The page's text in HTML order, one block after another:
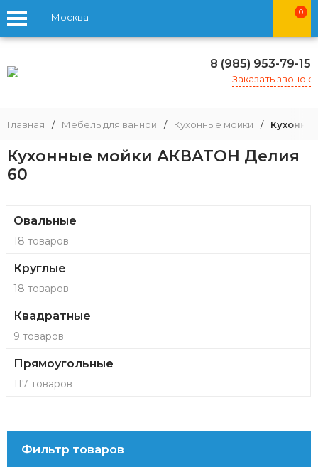
Москва 0
8 (985) 953-79-15
Заказать звонок
Главная / Мебель для ванной / Кухонные мойки /
Кухонные мойки АКВАТОН Делия
60
Овальные
18 товаров
Круглые
18 товаров
Квадратные
9 товаров
Прямоугольные
117 товаров
Фильтр товаров